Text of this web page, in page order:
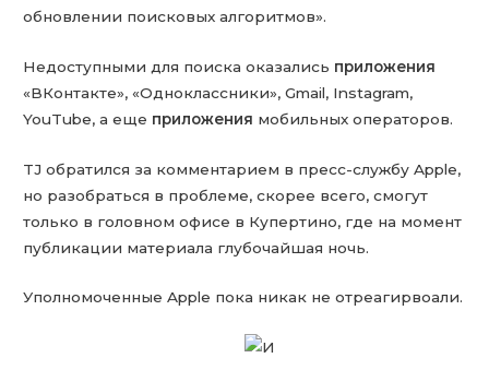
обновлении поисковых алгоритмов».
Недоступными для поиска оказались приложения
«ВКонтакте», «Одноклассники», Gmail, Instagram,
YouTube, а еще приложения мобильных операторов.
TJ обратился за комментарием в пресс-службу Apple,
но разобраться в проблеме, скорее всего, смогут
только в головном офисе в Купертино, где на момент
публикации материала глубочайшая ночь.
Уполномоченные Apple пока никак не отреагирвоали.